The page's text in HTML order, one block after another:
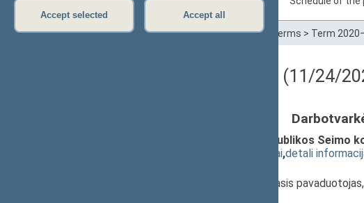
Accept selected Accept all
Home>Plenary sittings>Parliamentary terms > Term
Darbotvarkės klausimas (11/24/
Seimo nutarimo „Dėl Lietuvos Respublikos Seimo
susiję dokumentai,detali
, Seimo Pirmininko pirmasis